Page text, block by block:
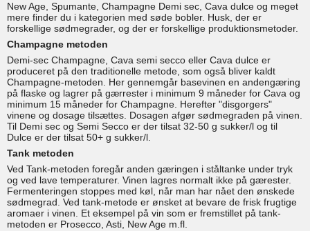
New Age, Spumante, Champagne Demi sec, Cava dulce og meget
mere finder du i kategorien med søde bobler. Husk, der er
forskellige sødmegrader, og der er forskellige produktionsmetoder.
Champagne metoden
Demi-sec Champagne, Cava semi secco eller Cava dulce er
produceret på den traditionelle metode, som også bliver kaldt
Champagne-metoden. Her gennemgår basevinen en andengæring
på flaske og lagrer på gærrester i minimum 9 måneder for Cava og
minimum 15 måneder for Champagne. Herefter "disgorgers"
vinene og dosage tilsættes. Dosagen afgør sødmegraden på vinen.
Til Demi sec og Semi Secco er der tilsat 32-50 g sukker/l og til
Dulce er der tilsat 50+ g sukker/l.
Tank metoden
Ved Tank-metoden foregår anden gæringen i ståltanke under tryk
og ved lave temperaturer. Vinen lagres normalt ikke på gærester.
Fermenteringen stoppes med køl, når man har nået den ønskede
sødmegrad. Ved tank-metode er ønsket at bevare de frisk frugtige
aromaer i vinen. Et eksempel på vin som er fremstillet på tank-
metoden er Prosecco, Asti, New Age m.fl.